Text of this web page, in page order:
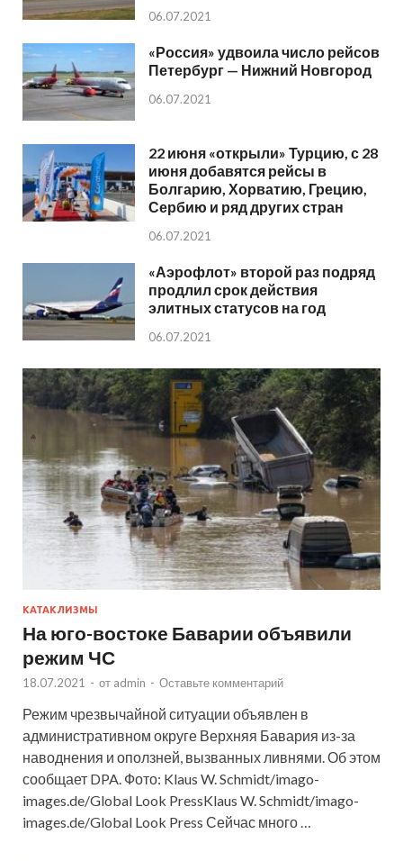
06.07.2021
«Россия» удвоила число рейсов
Петербург — Нижний Новгород
06.07.2021
22 июня «открыли» Турцию, с 28
июня добавятся рейсы в
Болгарию, Хорватию, Грецию,
Сербию и ряд других стран
06.07.2021
«Аэрофлот» второй раз подряд
продлил срок действия
элитных статусов на год
06.07.2021
КАТАКЛИЗМЫ
На юго-востоке Баварии объявили
режим ЧС
18.07.2021 - от admin - Оставьте комментарий
Режим чрезвычайной ситуации объявлен в
административном округе Верхняя Бавария из-за
наводнения и оползней, вызванных ливнями. Об этом
сообщает DPA. Фото: Klaus W. Schmidt/imago-
images.de/Global Look PressKlaus W. Schmidt/imago-
images.de/Global Look Press Сейчас много …